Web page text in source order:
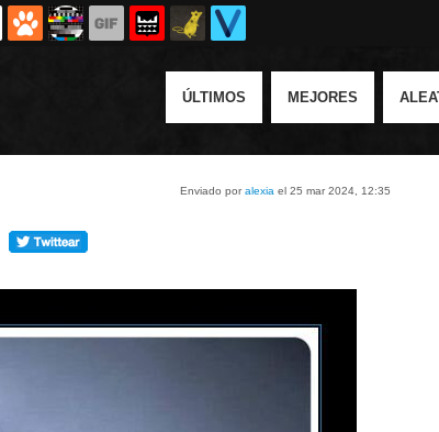
ÚLTIMOS MEJORES
Enviado poralexia el 25 mar 2024, 12:35